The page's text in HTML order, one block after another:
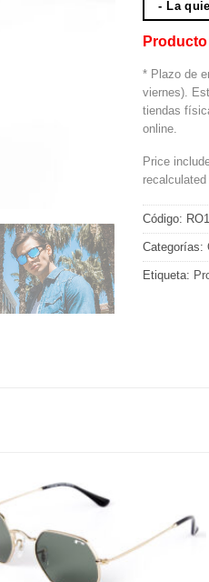
- La
* Plazo de
viernes).
tiendas
online.
Price
Código:
Categorías:
Etiqueta:
Gafas
de sol